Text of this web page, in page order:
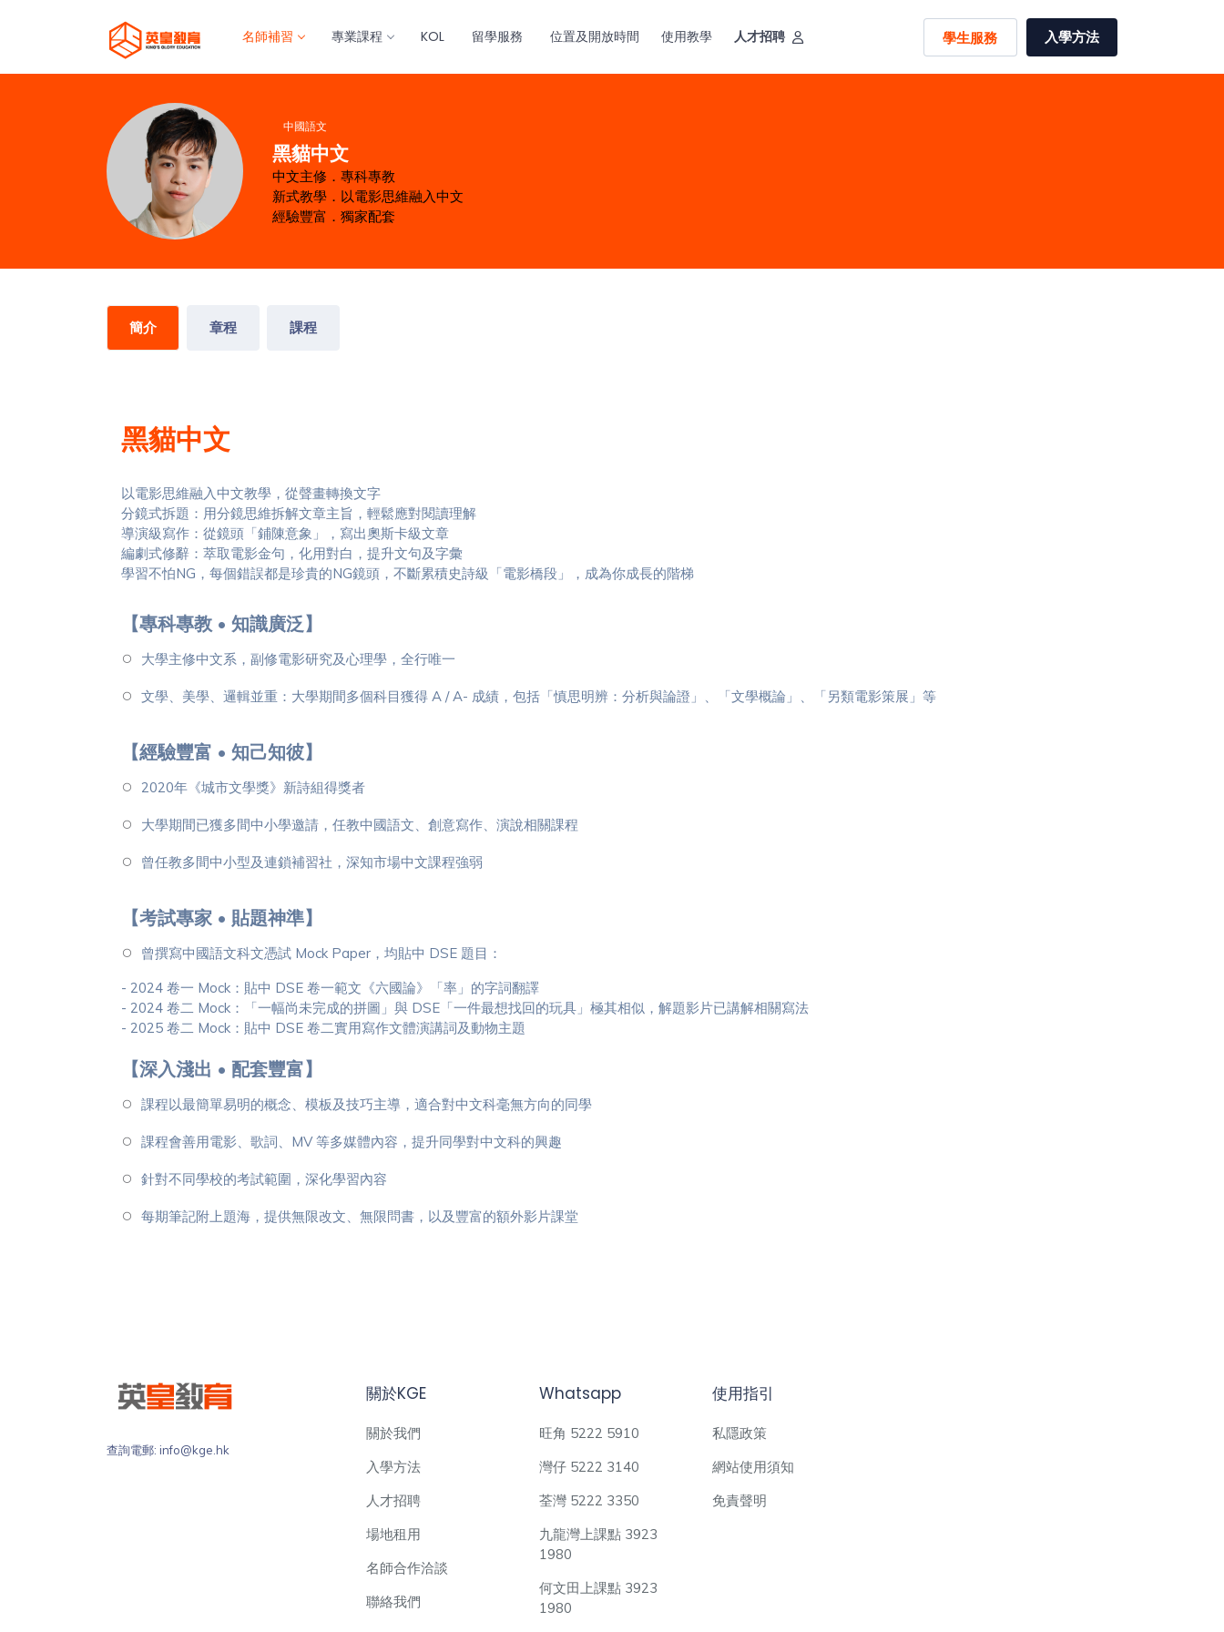
名師補習 專業課程 KOL 留學服務 位置及開放時間 使用教學 人才招聘 學生服務 入學方法
中國語文
黑貓中文
中文主修．專科專教
新式教學．以電影思維融入中文
經驗豐富．獨家配套
簡介 章程 課程
黑貓中文
以電影思維融入中文教學，從聲畫轉換文字
分鏡式拆題：用分鏡思維拆解文章主旨，輕鬆應對閱讀理解
導演級寫作：從鏡頭「鋪陳意象」，寫出奧斯卡級文章
編劇式修辭：萃取電影金句，化用對白，提升文句及字彙
學習不怕NG，每個錯誤都是珍貴的NG鏡頭，不斷累積史詩級「電影橋段」，成為你成長的階梯
【專科專教 • 知識廣泛】
大學主修中文系，副修電影研究及心理學，全行唯一
文學、美學、邏輯並重：大學期間多個科目獲得 A / A- 成績，包括「慎思明辨：分析與論證」、「文學概論」、「另類電影策展」等
【經驗豐富 • 知己知彼】
2020年《城市文學獎》新詩組得獎者
大學期間已獲多間中小學邀請，任教中國語文、創意寫作、演說相關課程
曾任教多間中小型及連鎖補習社，深知市場中文課程強弱
【考試專家 • 貼題神準】
曾撰寫中國語文科文憑試 Mock Paper，均貼中 DSE 題目：
- 2024 卷一 Mock：貼中 DSE 卷一範文《六國論》「率」的字詞翻譯
- 2024 卷二 Mock：「一幅尚未完成的拼圖」與 DSE「一件最想找回的玩具」極其相似，解題影片已講解相關寫法
- 2025 卷二 Mock：貼中 DSE 卷二實用寫作文體演講詞及動物主題
【深入淺出 • 配套豐富】
課程以最簡單易明的概念、模板及技巧主導，適合對中文科毫無方向的同學
課程會善用電影、歌詞、MV 等多媒體內容，提升同學對中文科的興趣
針對不同學校的考試範圍，深化學習內容
每期筆記附上題海，提供無限改文、無限問書，以及豐富的額外影片課堂
查詢電郵: info@kge.hk
關於KGE
關於我們
入學方法
人才招聘
場地租用
名師合作洽談
聯絡我們
Whatsapp
旺角 5222 5910
灣仔 5222 3140
荃灣 5222 3350
九龍灣上課點 3923
1980
何文田上課點 3923
1980
使用指引
私隱政策
網站使用須知
免責聲明